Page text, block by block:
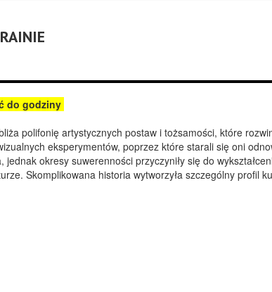
do godziny
polifonię artystycznych postaw i tożsamości, które
eksperymentów, poprzez które starali się oni
okresy suwerenności przyczyniły się do
Skomplikowana historia wytworzyła szczególny profil